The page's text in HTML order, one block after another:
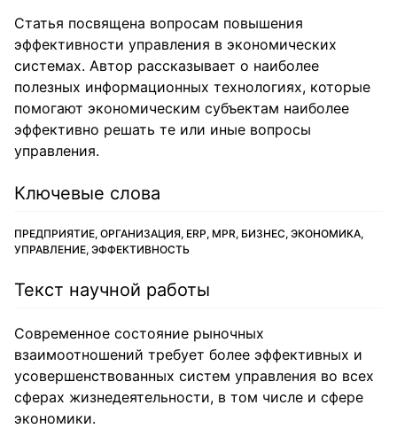
Статья посвящена вопросам повышения
эффективности управления в экономических
системах. Автор рассказывает о наиболее
полезных информационных технологиях, которые
помогают экономическим субъектам наиболее
эффективно решать те или иные вопросы
управления.
Ключевые слова
ПРЕДПРИЯТИЕ, ОРГАНИЗАЦИЯ, ERP, MPR, БИЗНЕС, ЭКОНОМИКА,
УПРАВЛЕНИЕ, ЭФФЕКТИВНОСТЬ
Текст научной работы
Современное состояние рыночных
взаимоотношений требует более эффективных и
усовершенствованных систем управления во всех
сферах жизнедеятельности, в том числе и сфере
экономики.